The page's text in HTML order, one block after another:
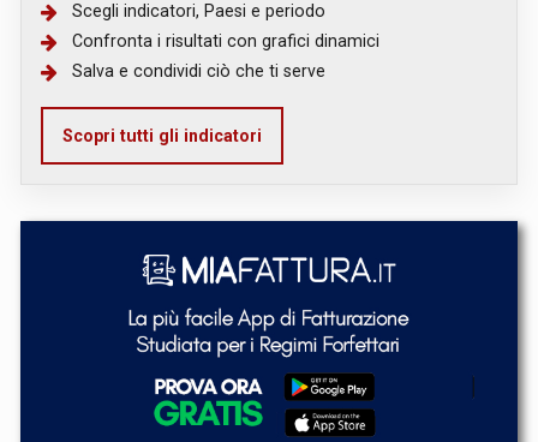
Scegli indicatori, Paesi e periodo
Confronta i risultati con grafici dinamici
Salva e condividi ciò che ti serve
Scopri tutti gli indicatori